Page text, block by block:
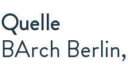
Quelle
BArch